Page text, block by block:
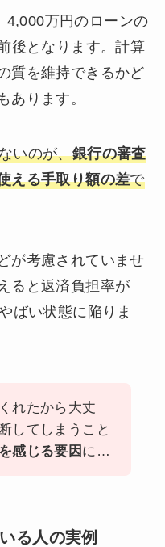
4,000万円のローンの
後となります。計算
質を維持できるかど
あります。
いのが、銀行の審査
える手取り額の差で
が考慮されていませ
ると返済負担率が
ばい状態に陥りま
れたから大丈
してしまうこと
感じる要因 に…
る人の実例